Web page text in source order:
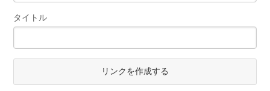
タイトル
リンクを作成する